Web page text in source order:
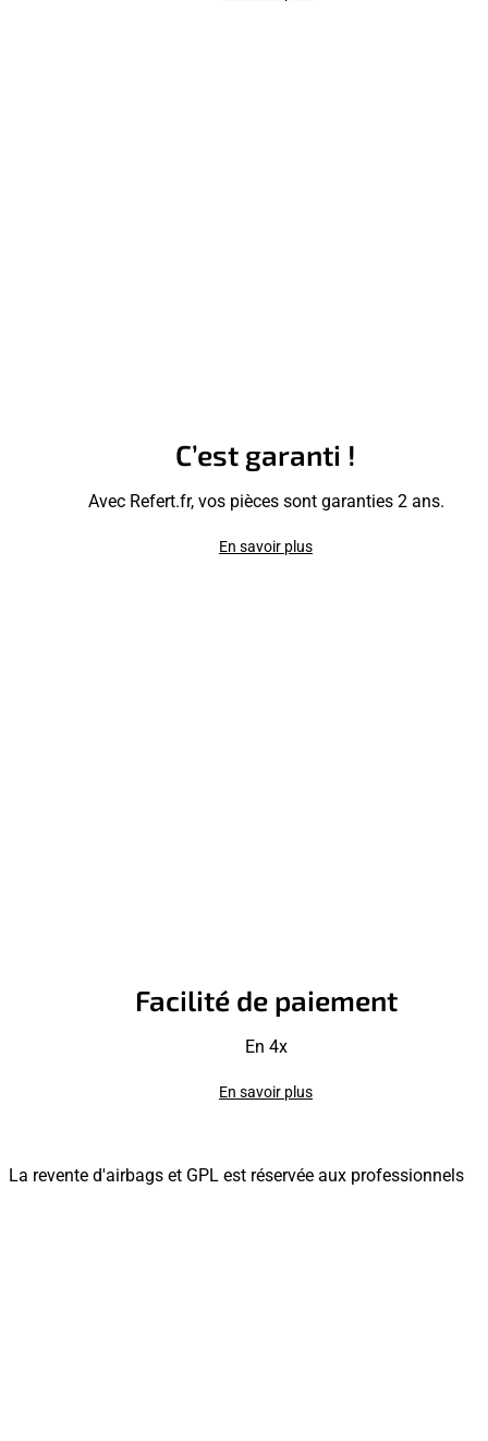
C’est garanti !
Avec Refert.fr, vos pièces sont garanties 2 ans.
En savoir plus
Facilité de paiement
En 4x
En savoir plus
La revente d'airbags et GPL est réservée aux professionnels